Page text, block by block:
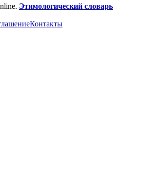
Этимологический словарь
Контакты